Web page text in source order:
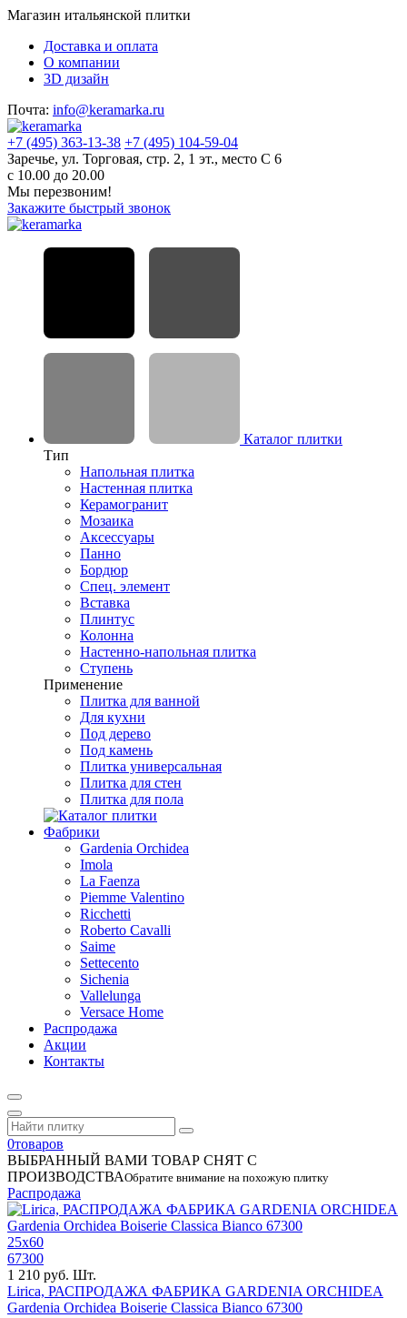
Магазин итальянской плитки
Доставка и оплата
О компании
3D дизайн
Почта: info@keramarka.ru
+7 (495) 363-13-38 +7 (495) 104-59-04
Заречье, ул. Торговая, стр. 2, 1 эт., место С 6
с 10.00 до 20.00
Мы перезвоним!
Закажите быстрый звонок
Каталог плитки
Тип
Напольная плитка
Настенная плитка
Керамогранит
Мозаика
Аксессуары
Панно
Бордюр
Спец. элемент
Вставка
Плинтус
Колонна
Настенно-напольная плитка
Ступень
Применение
Плитка для ванной
Для кухни
Под дерево
Под камень
Плитка универсальная
Плитка для стен
Плитка для пола
Фабрики
Gardenia Orchidea
Imola
La Faenza
Piemme Valentino
Ricchetti
Roberto Cavalli
Saime
Settecento
Sichenia
Vallelunga
Versace Home
Распродажа
Акции
Контакты
0товаров
ВЫБРАННЫЙ ВАМИ ТОВАР СНЯТ С
ПРОИЗВОДСТВАОбратите внимание на похожую плитку
Распродажа
25x60
67300
1 210 руб. Шт.
Lirica, РАСПРОДАЖА ФАБРИКА GARDENIA ORCHIDEA
Gardenia Orchidea Boiserie Classica Bianco 67300